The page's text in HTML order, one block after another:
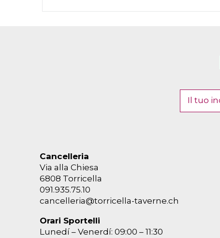
Cancelleria
Via alla Chiesa
6808 Torricella
091.935.75.10
cancelleria@torricella-taverne.ch
Orari Sportelli
Lunedí – Venerdí: 09:00 – 11:30